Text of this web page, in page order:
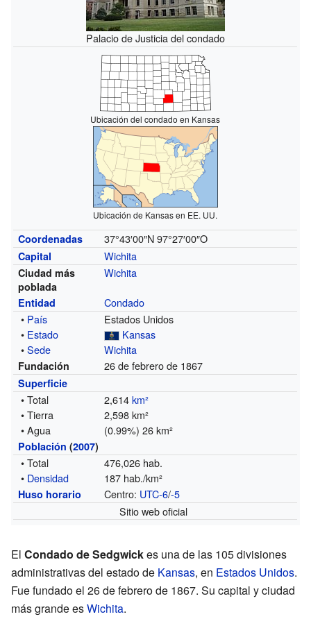
Palacio de Justicia del condado
Ubicación del condado en Kansas
Ubicación de Kansas en EE. UU.
Coordenadas 37°43′00″N 97°27′00″O
Capital Wichita
Ciudad más
poblada
Wichita
Entidad
Condado
• País
Estados Unidos
• Estado
Kansas
•Sede Wichita
Fundación 26 de febrero de 1867
Superficie
• Total 2,614km²
• Tierra
2,598 km²
• Agua
(0.99%) 26 km²
Población (2007)
• Total
476,026 hab.
• Densidad 187 hab./km²
Huso horario Centro: UTC-6/-5
Sitio web oficial
El Condado de Sedgwickes una de las 105 divisiones
administrativas del estado de Kansas, en Estados Unidos.
Fue fundado el 26 de febrero de 1867. Su capital y ciudad
más grande esWichita.